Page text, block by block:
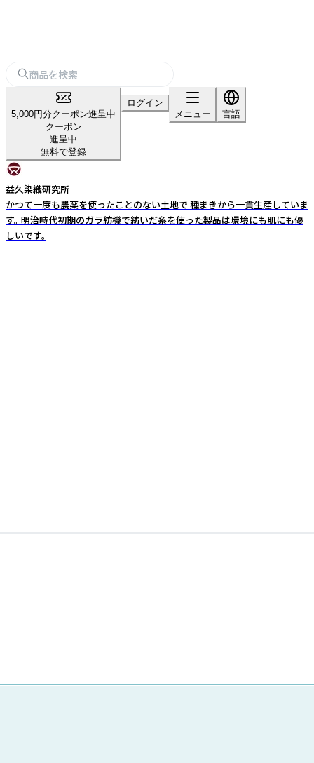
5,000円分クーポン進呈中
クーポン
進呈中
無料で登録
ログイン
メニュー
言語
益久染織研究所
かつて一度も農薬を使ったことのない土地で 種まきから一貫生産していま
す。 明治時代初期のガラ紡機で紡いだ糸を使った製品は環境にも肌にも優
しいです。